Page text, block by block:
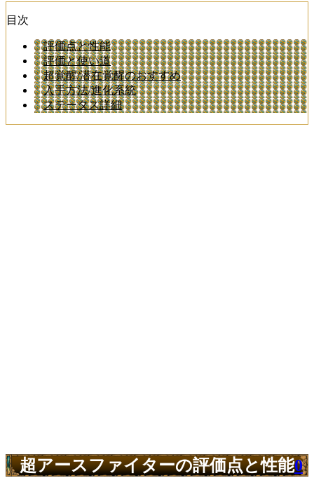
目次
評価点と性能
評価と使い道
超覚醒/潜在覚醒のおすすめ
入手方法/進化系統
ステータス詳細
超アースファイターの評価点と性能0